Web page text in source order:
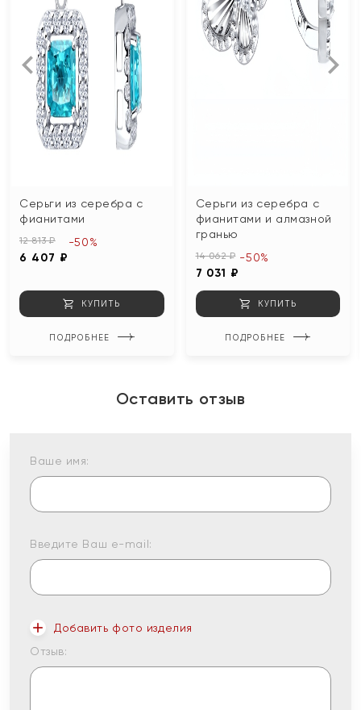
Серьги из серебра с
фианитами
12 813 ₽
6 407 ₽
-50%
КУПИТЬ
ПОДРОБНЕЕ
Серьги из серебра с
фианитами и алмазной
гранью
14 062 ₽
7 031 ₽
-50%
КУПИТЬ
ПОДРОБНЕЕ
Оставить отзыв
Ваше имя:
Введите Ваш e-mail:
Добавить фото изделия
Отзыв: